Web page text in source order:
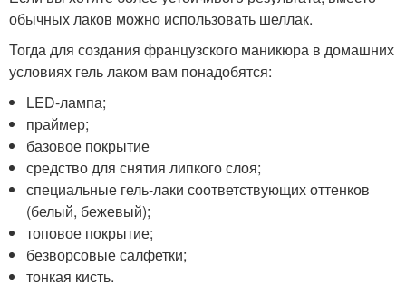
обычных лаков можно использовать шеллак.
Тогда для создания французского маникюра в домашних
условиях гель лаком вам понадобятся:
LED-лампа;
праймер;
базовое покрытие
средство для снятия липкого слоя;
специальные гель-лаки соответствующих оттенков
(белый, бежевый);
топовое покрытие;
безворсовые салфетки;
тонкая кисть.